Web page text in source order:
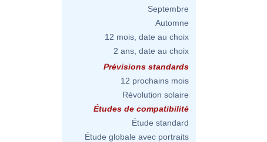
Septembre
Automne
12 mois, date au choix
2 ans, date au choix
Prévisions standards
12 prochains mois
Révolution solaire
Études de compatibilité
Étude standard
Étude globale avec portraits